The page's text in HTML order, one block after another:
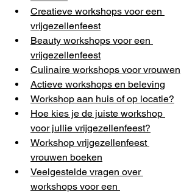
Creatieve workshops voor een
vrijgezellenfeest
Beauty workshops voor een
vrijgezellenfeest
Culinaire workshops voor vrouwen
Actieve workshops en beleving
Workshop aan huis of op locatie?
Hoe kies je de juiste workshop
voor jullie vrijgezellenfeest?
Workshop vrijgezellenfeest
vrouwen boeken
Veelgestelde vragen over
workshops voor een